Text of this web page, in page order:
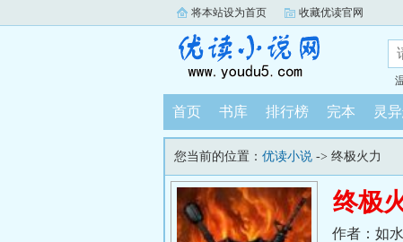
将本站设为首页 收藏优读官网
首页 书库 排行榜 完本 灵
您当前的位置： 优读小说 -> 终极火力
终极
作者：如